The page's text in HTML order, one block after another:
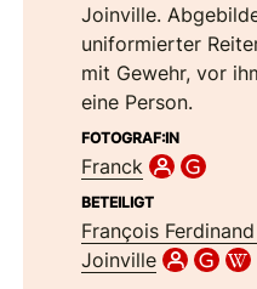
Joinville.
uniformierter
mit Gewehr, vor
eine Person.
FOTOGRAF:IN
Franck
BETEILIGT
François
Joinville